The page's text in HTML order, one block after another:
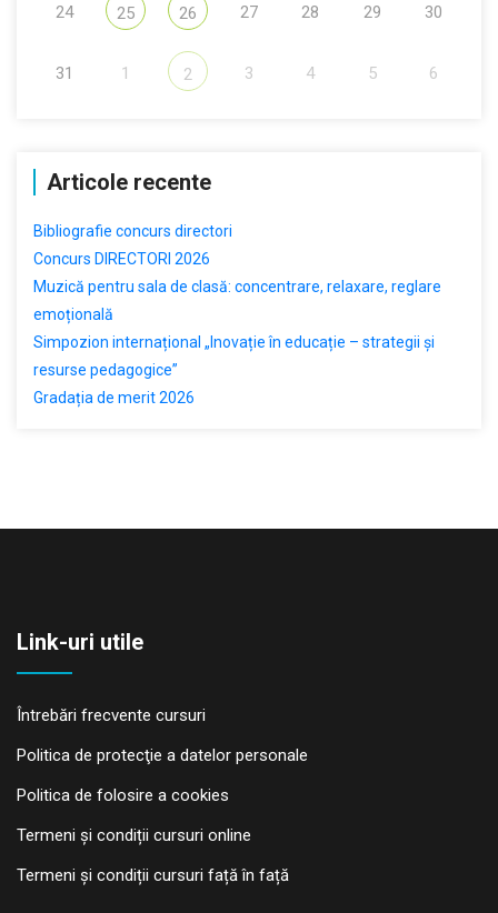
24 25 26 27 28 29 30
31 1 2 3 4 5 6
Articole recente
Bibliografie concurs directori
Concurs DIRECTORI 2026
Muzică pentru sala de clasă: concentrare, relaxare, reglare
emoțională
Simpozion internațional „Inovație în educație – strategii și
resurse pedagogice”
Gradația de merit 2026
Link-uri utile
Întrebări frecvente cursuri
Politica de protecţie a datelor personale
Politica de folosire a cookies
Termeni și condiții cursuri online
Termeni și condiții cursuri față în față